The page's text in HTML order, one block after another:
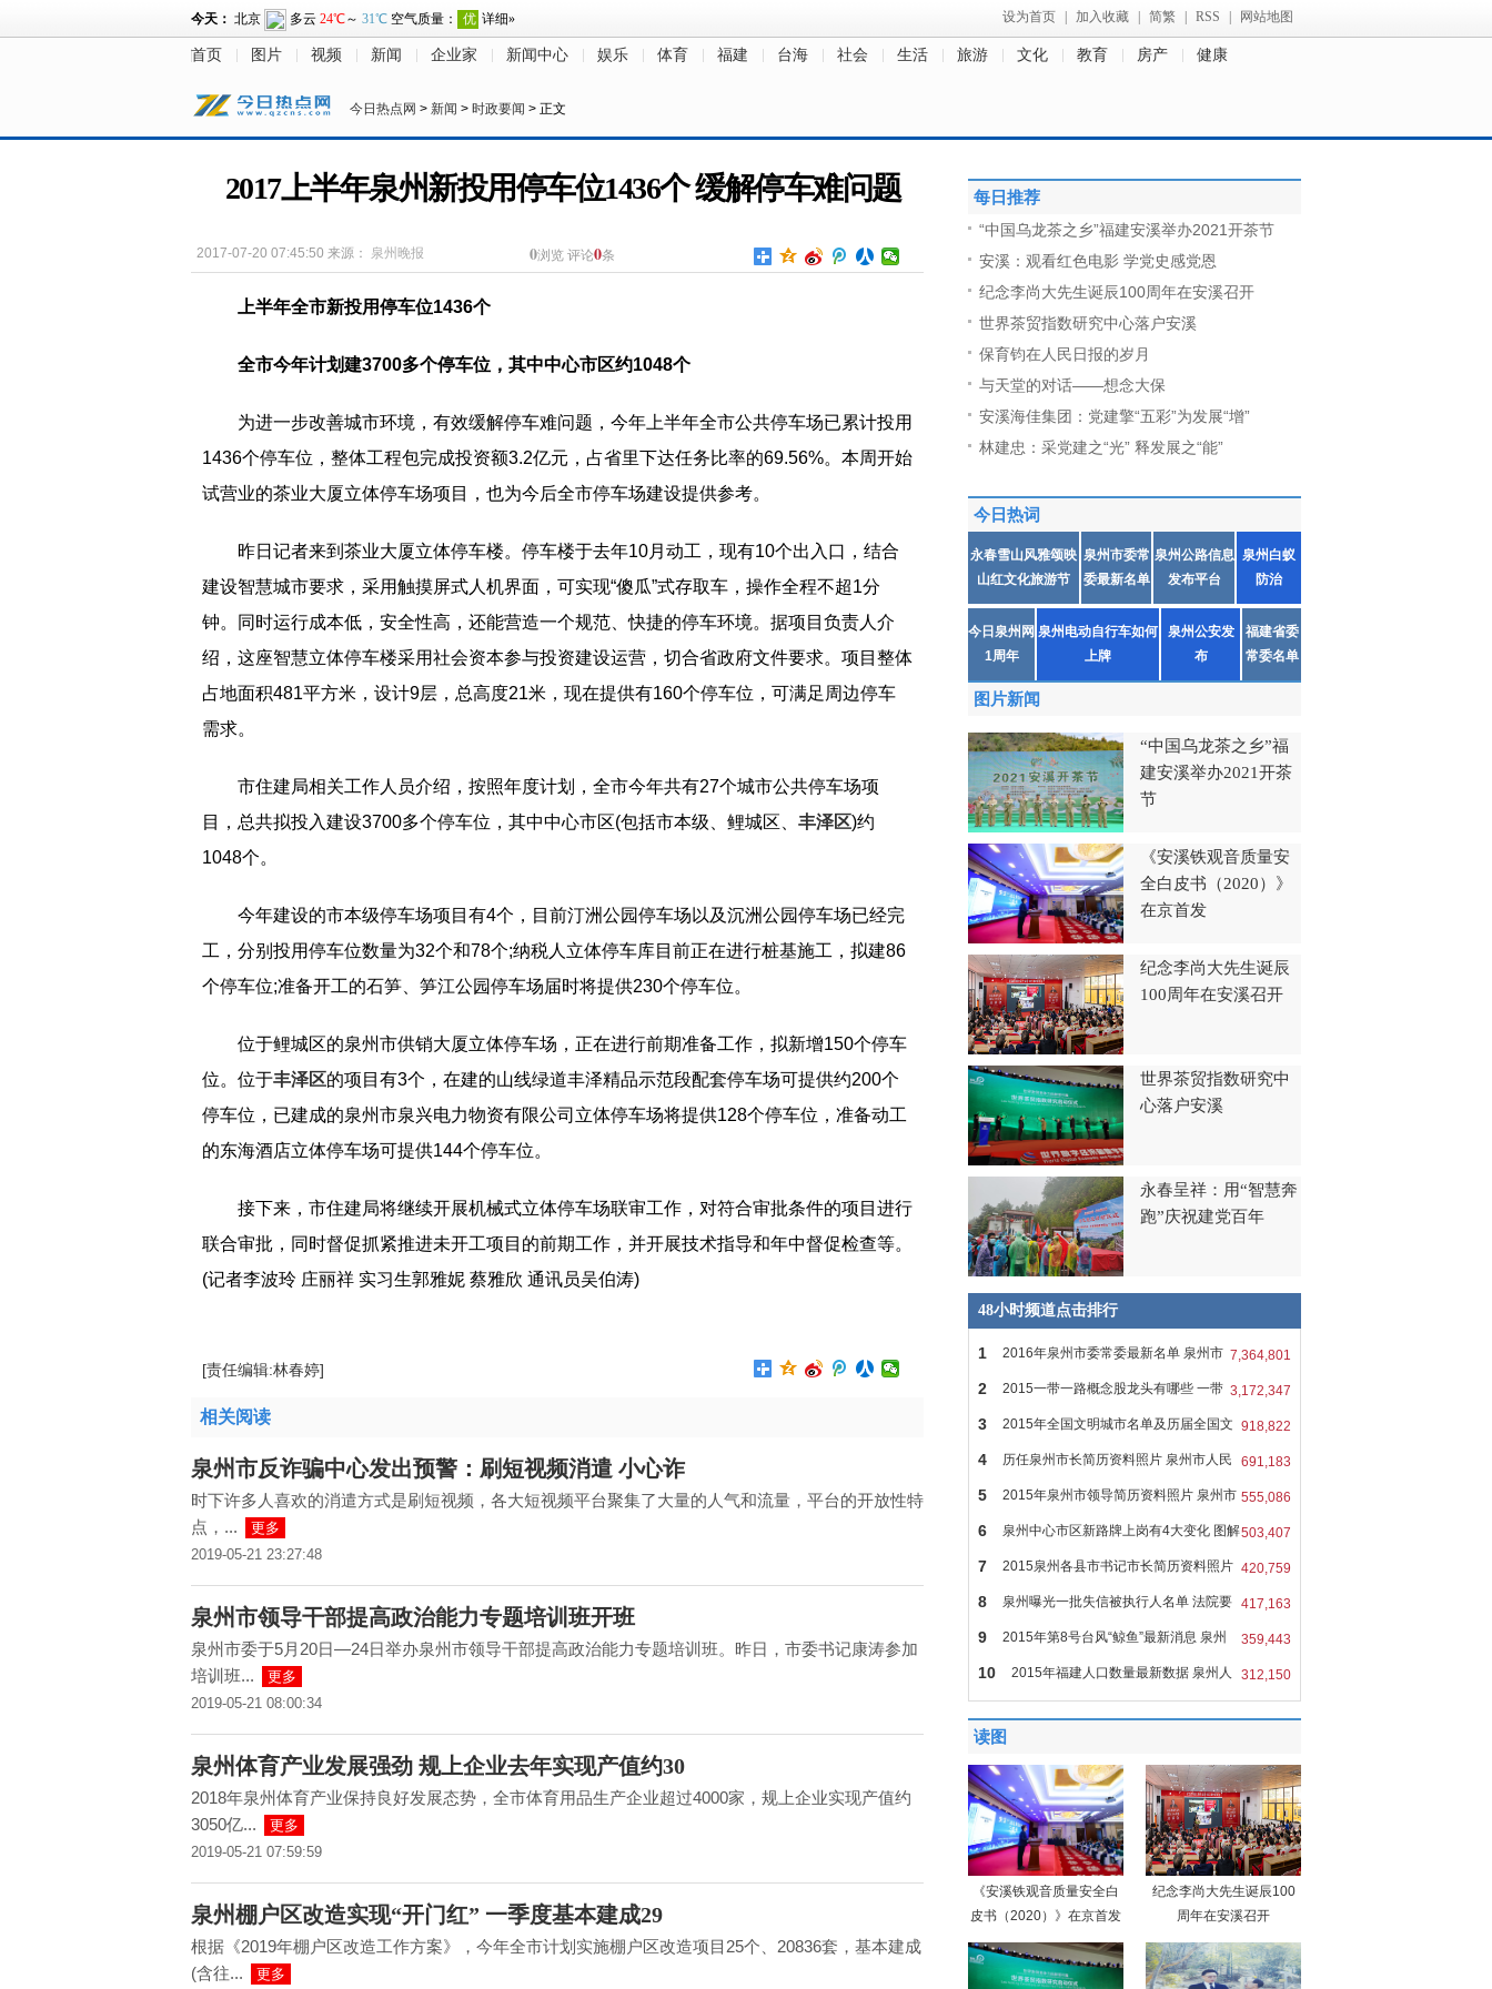
设为首页 加入收藏 简繁 RSS 网站地图
首页 图片 视频 新闻 企业家 新闻中心 娱乐 体育 福建 台海 社会 生活 旅游 文化 教育 房产 健康
今日热点网 > 新闻 > 时政要闻 > 正文
2017上半年泉州新投用停车位1436个 缓解停车难问题
2017-07-20 07:45:50 来源： 泉州晚报 0浏览 评论0条
上半年全市新投用停车位1436个
全市今年计划建3700多个停车位，其中中心市区约1048个
为进一步改善城市环境，有效缓解停车难问题，今年上半年全市公共停车场已累计投用
1436个停车位，整体工程包完成投资额3.2亿元，占省里下达任务比率的69.56%。本周开始
试营业的茶业大厦立体停车场项目，也为今后全市停车场建设提供参考。
昨日记者来到茶业大厦立体停车楼。停车楼于去年10月动工，现有10个出入口，结合
建设智慧城市要求，采用触摸屏式人机界面，可实现“傻瓜”式存取车，操作全程不超1分
钟。同时运行成本低，安全性高，还能营造一个规范、快捷的停车环境。据项目负责人介
绍，这座智慧立体停车楼采用社会资本参与投资建设运营，切合省政府文件要求。项目整体
占地面积481平方米，设计9层，总高度21米，现在提供有160个停车位，可满足周边停车
需求。
市住建局相关工作人员介绍，按照年度计划，全市今年共有27个城市公共停车场项
目，总共拟投入建设3700多个停车位，其中中心市区(包括市本级、鲤城区、 丰泽区)约
1048个。
今年建设的市本级停车场项目有4个，目前汀洲公园停车场以及沉洲公园停车场已经完
工，分别投用停车位数量为32个和78个;纳税人立体停车库目前正在进行桩基施工，拟建86
个停车位;准备开工的石笋、笋江公园停车场届时将提供230个停车位。
位于鲤城区的泉州市供销大厦立体停车场，正在进行前期准备工作，拟新增150个停车
位。位于丰泽区的项目有3个，在建的山线绿道丰泽精品示范段配套停车场可提供约200个
停车位，已建成的泉州市泉兴电力物资有限公司立体停车场将提供128个停车位，准备动工
的东海酒店立体停车场可提供144个停车位。
接下来，市住建局将继续开展机械式立体停车场联审工作，对符合审批条件的项目进行
联合审批，同时督促抓紧推进未开工项目的前期工作，并开展技术指导和年中督促检查等。
(记者李波玲 庄丽祥 实习生郭雅妮 蔡雅欣 通讯员吴伯涛)
[责任编辑:林春婷]
相关阅读
泉州市反诈骗中心发出预警：刷短视频消遣 小心诈
时下许多人喜欢的消遣方式是刷短视频，各大短视频平台聚集了大量的人气和流量，平台的开放性特
点，...
更多
2019-05-21 23:27:48
泉州市领导干部提高政治能力专题培训班开班
泉州市委于5月20日—24日举办泉州市领导干部提高政治能力专题培训班。昨日，市委书记康涛参加
培训班...
更多
2019-05-21 08:00:34
泉州体育产业发展强劲 规上企业去年实现产值约30
2018年泉州体育产业保持良好发展态势，全市体育用品生产企业超过4000家，规上企业实现产值约
3050亿...
更多
2019-05-21 07:59:59
泉州棚户区改造实现“开门红” 一季度基本建成29
根据《2019年棚户区改造工作方案》，今年全市计划实施棚户区改造项目25个、20836套，基本建成
(含往...
更多
每日推荐
“中国乌龙茶之乡”福建安溪举办2021开茶节
安溪：观看红色电影 学党史感党恩
纪念李尚大先生诞辰100周年在安溪召开
世界茶贸指数研究中心落户安溪
保育钧在人民日报的岁月
与天堂的对话——想念大保
安溪海佳集团：党建擎“五彩”为发展“增”
林建忠：采党建之“光” 释发展之“能”
今日热词
永春雪山风雅颂映
山红文化旅游节
泉州市委常
委最新名单
泉州公路信息
发布平台
泉州白蚁
防治
今日泉州网
1周年
泉州电动自行车如何
上牌
泉州公安发
布
福建省委
常委名单
图片新闻
“中国乌龙茶之乡”福
建安溪举办2021开茶
节
《安溪铁观音质量安
全白皮书（2020）》
在京首发
纪念李尚大先生诞辰
100周年在安溪召开
世界茶贸指数研究中
心落户安溪
永春呈祥：用“智慧奔
跑”庆祝建党百年
48小时频道点击排行
7,364,801
1 2016年泉州市委常委最新名单 泉州市
县 3,172,347
2 2015一带一路概念股龙头有哪些 一带
一 918,822
3 2015年全国文明城市名单及历届全国文
明 691,183
4 历任泉州市长简历资料照片 泉州市人民
555,086
5 2015年泉州市领导简历资料照片 泉州市
503,407
6 泉州中心市区新路牌上岗有4大变化 图解
420,759
7 2015泉州各县市书记市长简历资料照片
417,163
8 泉州曝光一批失信被执行人名单 法院要
359,443
9 2015年第8号台风“鲸鱼”最新消息 泉州
312,150
10 2015年福建人口数量最新数据 泉州人
口8
读图
《安溪铁观音质量安全白
皮书（2020）》在京首发
纪念李尚大先生诞辰100
周年在安溪召开